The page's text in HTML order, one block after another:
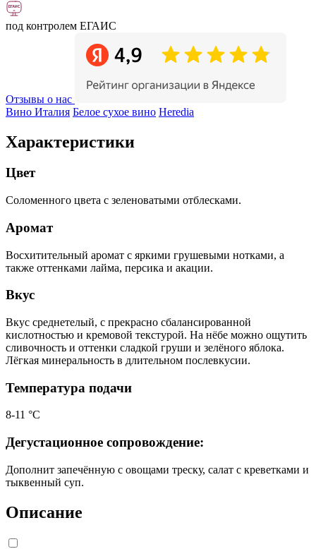
под контролем ЕГАИС
Отзывы о нас
Вино Италия Белое сухое вино Heredia
Характеристики
Цвет
Соломенного цвета с зеленоватыми отблесками.
Аромат
Восхитительный аромат с яркими грушевыми нотками, а
также оттенками лайма, персика и акации.
Вкус
Вкус среднетелый, с прекрасно сбалансированной
кислотностью и кремовой текстурой. На нёбе можно ощутить
сливочность и оттенки сладкой груши и зелёного яблока.
Лёгкая минеральность в длительном послевкусии.
Температура подачи
8-11 °С
Дегустационное сопровождение:
Дополнит запечённую с овощами треску, салат с креветками и
тыквенный суп.
Описание